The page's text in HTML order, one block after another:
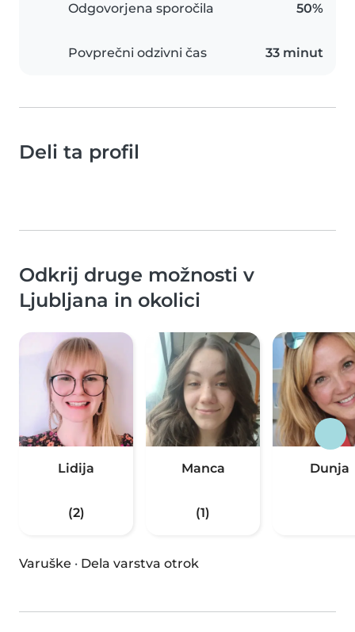
Odgovorjena sporočila 50%
Povprečni odzivni čas 33 minut
Deli ta profil
Odkrij druge možnosti v
Ljubljana in okolici
Lidija
(2)
Manca
(1)
Dunja
Varuške · Dela varstva otrok